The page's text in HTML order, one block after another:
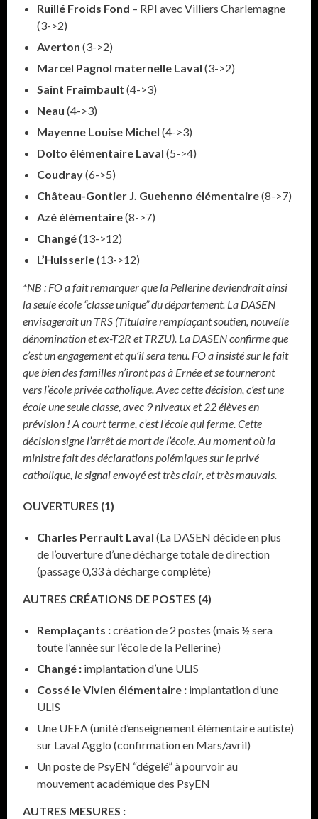
Ruillé Froids Fond – RPI avec Villiers Charlemagne
(3->2)
Averton (3->2)
Marcel Pagnol maternelle Laval (3->2)
Saint Fraimbault (4->3)
Neau (4->3)
Mayenne Louise Michel (4->3)
Dolto élémentaire Laval (5->4)
Coudray(6->5)
Château-Gontier J. Guehenno élémentaire(8->7)
Azé élémentaire(8->7)
Changé(13->12)
L’Huisserie(13->12)
*NB : FO a fait remarquer que la Pellerine deviendrait ainsi
la seule école “classe unique” du département. La DASEN
envisagerait un TRS (Titulaire remplaçant soutien, nouvelle
dénomination et ex-T2R et TRZU). La DASEN confirme que
c’est un engagement et qu’il sera tenu. FO a insisté sur le fait
que bien des familles n’iront pas à Ernée et se tourneront
vers l’école privée catholique. Avec cette décision, c’est une
école une seule classe, avec 9 niveaux et 22 élèves en
prévision ! A court terme, c’est l’école qui ferme. Cette
décision signe l’arrêt de mort de l’école. Au moment où la
ministre fait des déclarations polémiques sur le privé
catholique, le signal envoyé est très clair, et très mauvais.
OUVERTURES (1)
Charles Perrault Laval(La DASEN décide en plus
de l’ouverture d’une décharge totale de direction
(passage 0,33 à décharge complète)
AUTRES CRÉATIONS DE POSTES (4)
Remplaçants :création de 2 postes (mais ½ sera
toute l’année sur l’école de la Pellerine)
Changé : implantation d’une ULIS
Cossé le Vivien élémentaire : implantation d’une
ULIS
Une UEEA (unité d’enseignement élémentaire autiste)
sur Laval Agglo (confirmation en Mars/avril)
Un poste de PsyEN “dégelé” à pourvoir au
mouvement académique des PsyEN
AUTRES MESURES :